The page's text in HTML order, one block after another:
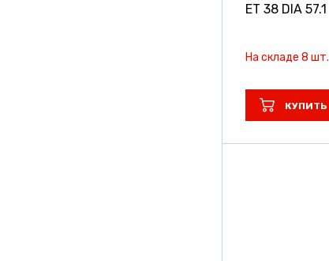
ET 38 DIA 57.1
На складе 8 шт.
КУПИТЬ